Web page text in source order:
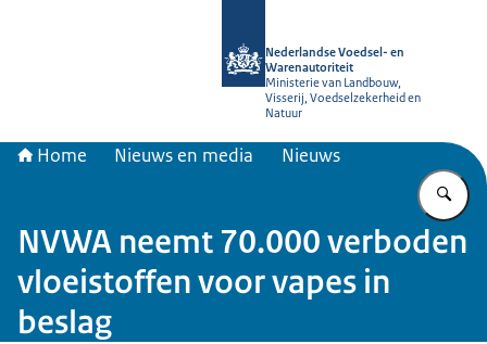
Nederlandse Voedsel- en
Warenautoriteit
Ministerie van Landbouw,
Visserij, Voedselzekerheid en
Natuur
Home Nieuws en media Nieuws
NVWA neemt 70.000 verboden
vloeistoffen voor vapes in
beslag